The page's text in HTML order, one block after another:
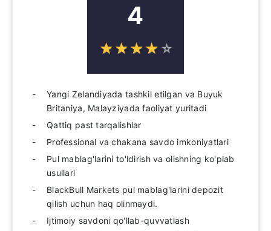
4
☆☆☆☆ ☆
★★★★ ★
Yangi Zelandiyada tashkil etilgan va Buyuk
Britaniya, Malayziyada faoliyat yuritadi
Qattiq past tarqalishlar
Professional va chakana savdo imkoniyatlari
Pul mablag'larini to'ldirish va olishning ko'plab
usullari
BlackBull Markets pul mablag'larini depozit
qilish uchun haq olinmaydi.
Ijtimoiy savdoni qo'llab-quvvatlash